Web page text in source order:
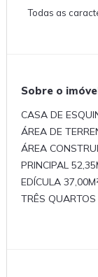
Todas as
Sobre o
CASA DE
ÁREA DE
ÁREA
PRINCIPAL
EDÍCULA
TRÊS QUARTOS